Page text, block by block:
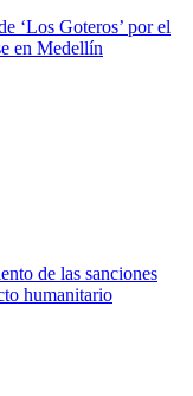
‘Los Goteros’ por el
en Medellín
de las sanciones
humanitario